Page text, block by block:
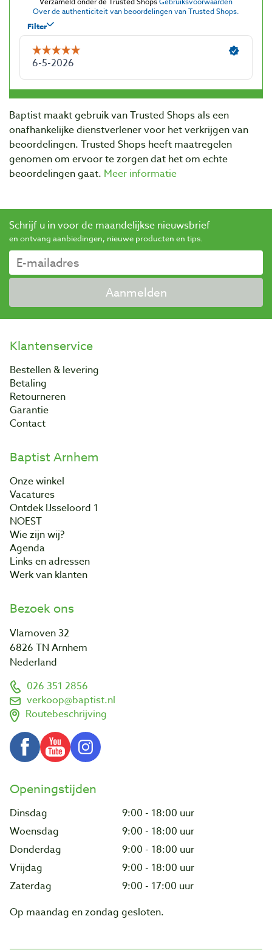
Baptist maakt gebruik van Trusted Shops als een
onafhankelijke dienstverlener voor het verkrijgen van
beoordelingen. Trusted Shops heeft maatregelen
genomen om ervoor te zorgen dat het om echte
beoordelingen gaat. Meer informatie
Schrijf u in voor de maandelijkse nieuwsbrief
en ontvang aanbiedingen, nieuwe producten en tips.
Aanmelden
Klantenservice
Bestellen & levering
Betaling
Retourneren
Garantie
Contact
Baptist Arnhem
Onze winkel
Vacatures
Ontdek IJsseloord 1
NOEST
Wie zijn wij?
Agenda
Links en adressen
Werk van klanten
Bezoek ons
Vlamoven 32
6826 TN Arnhem
Nederland
026 351 2856
verkoop@baptist.nl
Routebeschrijving
Openingstijden
Dinsdag
9:00 - 18:00 uur
Woensdag
9:00 - 18:00 uur
Donderdag
9:00 - 18:00 uur
Vrijdag
9:00 - 18:00 uur
Zaterdag
9:00 - 17:00 uur
Op maandag en zondag gesloten.